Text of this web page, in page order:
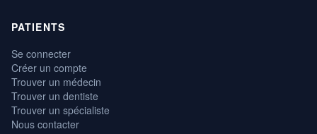
PATIENTS
Se connecter
Créer un compte
Trouver un médecin
Trouver un dentiste
Trouver un spécialiste
Nous contacter